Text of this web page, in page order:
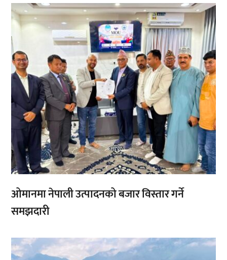
,,
ओमानमा नेपाली उत्पादनको बजार विस्तार गर्ने
समझदारी
,,